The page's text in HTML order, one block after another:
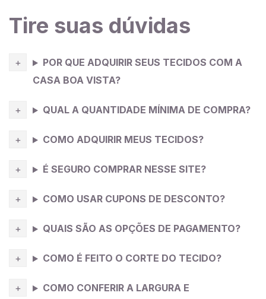
ou combiná-lo com outrostecidospara criar detalhes
contrastantes e interessantes. Devido à sua elegância
eventos formais, festas e ocasiões especiais. É uma
excelente escolha para vestidos de gala, vestidos de
noturnos.
Tire suas dúvidas
POR QUE ADQUIRIR SEUS TECIDOS COM A
CASA BOA VISTA?
QUAL A QUANTIDADE MÍNIMA DE COMPRA?
COMO ADQUIRIR MEUS TECIDOS?
É SEGURO COMPRAR NESSE SITE?
COMO USAR CUPONS DE DESCONTO?
QUAIS SÃO AS OPÇÕES DE PAGAMENTO?
COMO É FEITO O CORTE DO TECIDO?
COMO CONFERIR A LARGURA E